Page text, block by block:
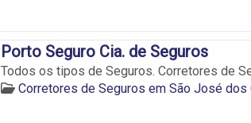
Porto Seguro Cia. de Seguros
Todos os tipos de Seguros. Corretores de
Corretores de Seguros em São José dos